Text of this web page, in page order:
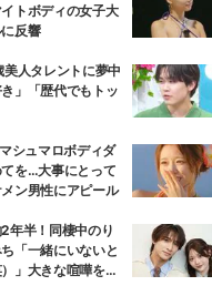
トボディの女子大
反響
人タレントに夢中
き」「歴代でもトッ
シュマロボディダ
を…大事にとって
ン男性にアピール
年半！同棲中のり
「一緒にいないと
」大きな喧嘩を経